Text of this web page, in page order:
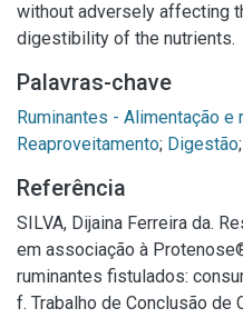
without adversely affecting
digestibility of the nutrients.
Palavras-chave
Ruminantes - Alimentação e
Reaproveitamento; Digestão;
Referência
SILVA, Dijaina Ferreira da.
em associação à
ruminantes fistulados:
f. Trabalho de Conclusão de